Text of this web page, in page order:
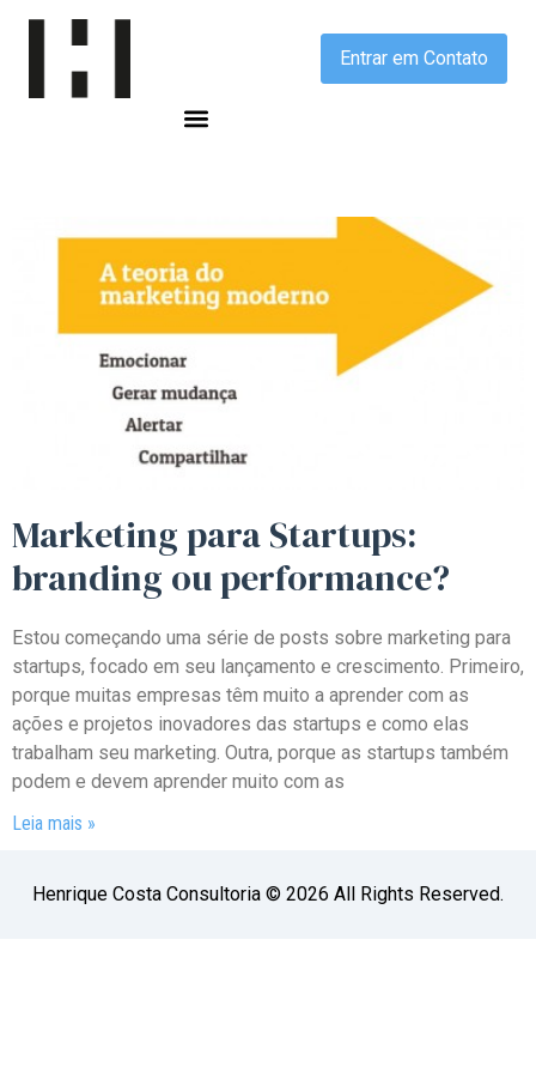
Entrar em Contato
Marketing paraStartups:
branding ou performance?
Estou começando uma série de posts sobre marketing para
startups, focado em seu lançamento e crescimento. Primeiro,
porque muitas empresas têm muito a aprender com as
ações e projetos inovadores das startups e como elas
trabalham seu marketing. Outra, porque as startups também
podem e devem aprender muito com as
Leia mais »
Henrique Costa Consultoria © 2026 All Rights Reserved.